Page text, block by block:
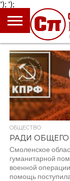
');
ГЛАВНАЯ
НОВОСТИ
ПОЛИТИКА
КУЛЬТУРА
ЭКОНОМИКА
ОБЩЕСТВО
БЛОГИ
ОБЩЕСТВО
РАДИ
Смоленское
гуманитарной
военной
помощь
');